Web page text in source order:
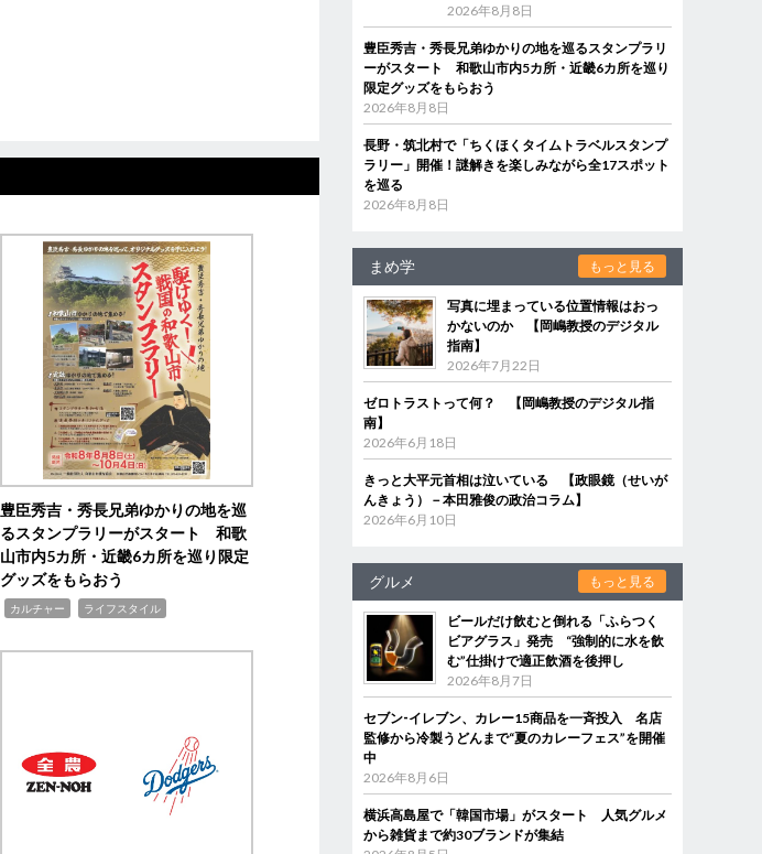
豊臣秀吉・秀長兄弟ゆかりの地を巡
るスタンプラリーがスタート 和歌
山市内5カ所・近畿6カ所を巡り限定
グッズをもらおう
カルチャー ライフスタイル
2026年8月8日
豊臣秀吉・秀長兄弟ゆかりの地を巡るスタンプラリ
ーがスタート 和歌山市内5カ所・近畿6カ所を巡り
限定グッズをもらおう
2026年8月8日
長野・筑北村で「ちくほくタイムトラベルスタンプ
ラリー」開催！謎解きを楽しみながら全17スポット
を巡る
2026年8月8日
まめ学 もっと見る
写真に埋まっている位置情報はおっ
かないのか 【岡嶋教授のデジタル
指南】
2026年7月22日
ゼロトラストって何？ 【岡嶋教授のデジタル指
南】
2026年6月18日
きっと大平元首相は泣いている 【政眼鏡（せいが
んきょう）－本田雅俊の政治コラム】
2026年6月10日
グルメ もっと見る
ビールだけ飲むと倒れる「ふらつく
ビアグラス」発売 “強制的に水を飲
む”仕掛けで適正飲酒を後押し
2026年8月7日
セブン‐イレブン、カレー15商品を一斉投入 名店
監修から冷製うどんまで“夏のカレーフェス”を開催
中
2026年8月6日
横浜高島屋で「韓国市場」がスタート 人気グルメ
から雑貨まで約30ブランドが集結